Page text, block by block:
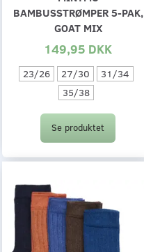
BAMBUSSTRØMPER 5-PAK,
GOAT MIX
149,95 DKK
23/26 27/30
31/34
35/38
Se produktet